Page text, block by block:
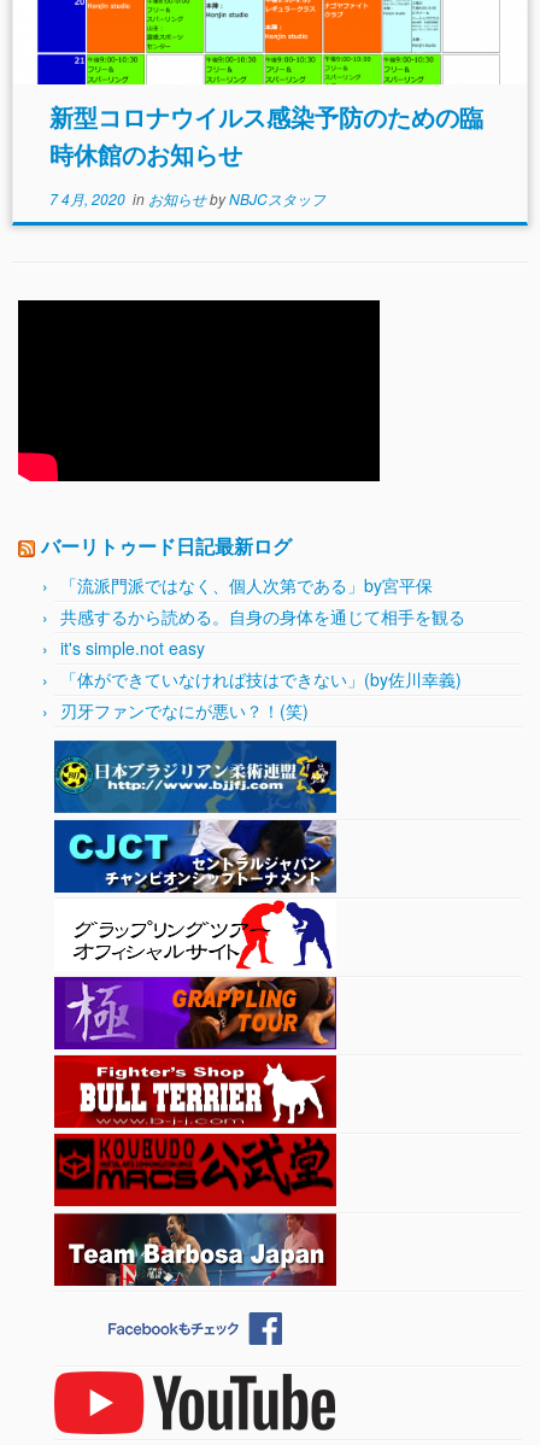
新型コロナウイルス感染予防のための臨
時休館のお知らせ
7 4月, 2020in お知らせbyNBJCスタッフ
バーリトゥード日記最新ログ
「流派門派ではなく、個人次第である」by宮平保
共感するから読める。自身の身体を通じて相手を観る
it's simple.not easy
「体ができていなければ技はできない」(by佐川幸義)
刃牙ファンでなにが悪い？！(笑)